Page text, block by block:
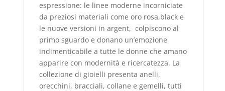
espressione: le linee moderne incorniciate
da preziosi materiali come oro rosa,black e
le nuove versioni in argent, colpiscono al
primo sguardo e donano un’emozione
indimenticabile a tutte le donne che amano
apparire con modernità e ricercatezza. La
collezione di gioielli presenta anelli,
orecchini, bracciali, collane e gemelli, tutti